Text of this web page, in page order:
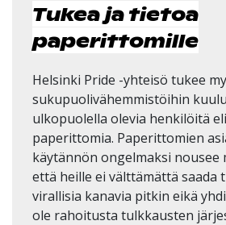
Tukea ja tietoa
paperittomille
Helsinki Pride -yhteisö tukee
sukupuolivähemmistöihin
ulkopuolella olevia henkilöitä
paperittomia. Paperittomien
käytännön ongelmaksi nousee
että heille ei välttämättä saada
virallisia kanavia pitkin eikä
ole rahoitusta tulkkausten